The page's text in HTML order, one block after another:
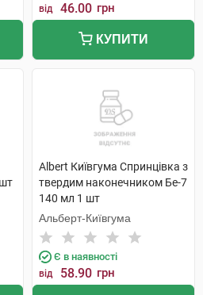
від 46.00 грн
КУПИТИ
Albert Київгума Спринцівка з
твердим наконечником Бе-7
140 мл 1 шт
Альберт-Київгума
Є в наявності
від 58.90 грн